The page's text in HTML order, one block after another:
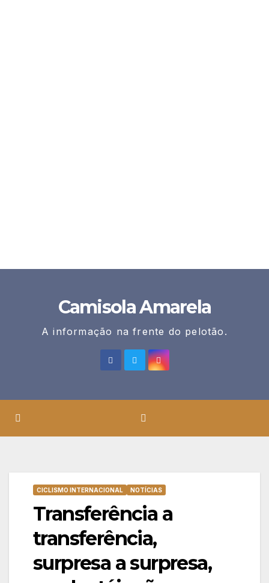
Camisola Amarela
A informação na frente do pelotão.
CICLISMO INTERNACIONAL NOTÍCIAS
Transferência a
transferência,
surpresa a surpresa,